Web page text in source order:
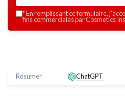
*En remplissant ce formulaire,
fins commerciales par Cosmetics
Résumer ChatGPT